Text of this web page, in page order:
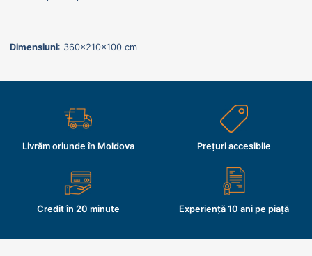
Dimensiuni: 360x210x100 cm
Livrăm oriunde în Moldova Prețuri accesibile
Credit în 20 minute Experiență 10 ani pe piață